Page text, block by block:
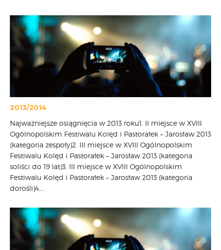
2013/2014
Najważniejsze osiągnięcia w 2013 roku1. II miejsce w XVIII
Ogólnopolskim Festiwalu Kolęd i Pastorałek – Jarosław 2013
(kategoria zespoły)2. III miejsce w XVIII Ogólnopolskim
Festiwalu Kolęd i Pastorałek – Jarosław 2013 (kategoria
soliści do 19 lat)3. III miejsce w XVIII Ogólnopolskim
Festiwalu Kolęd i Pastorałek – Jarosław 2013 (kategoria
dorośli)4.…